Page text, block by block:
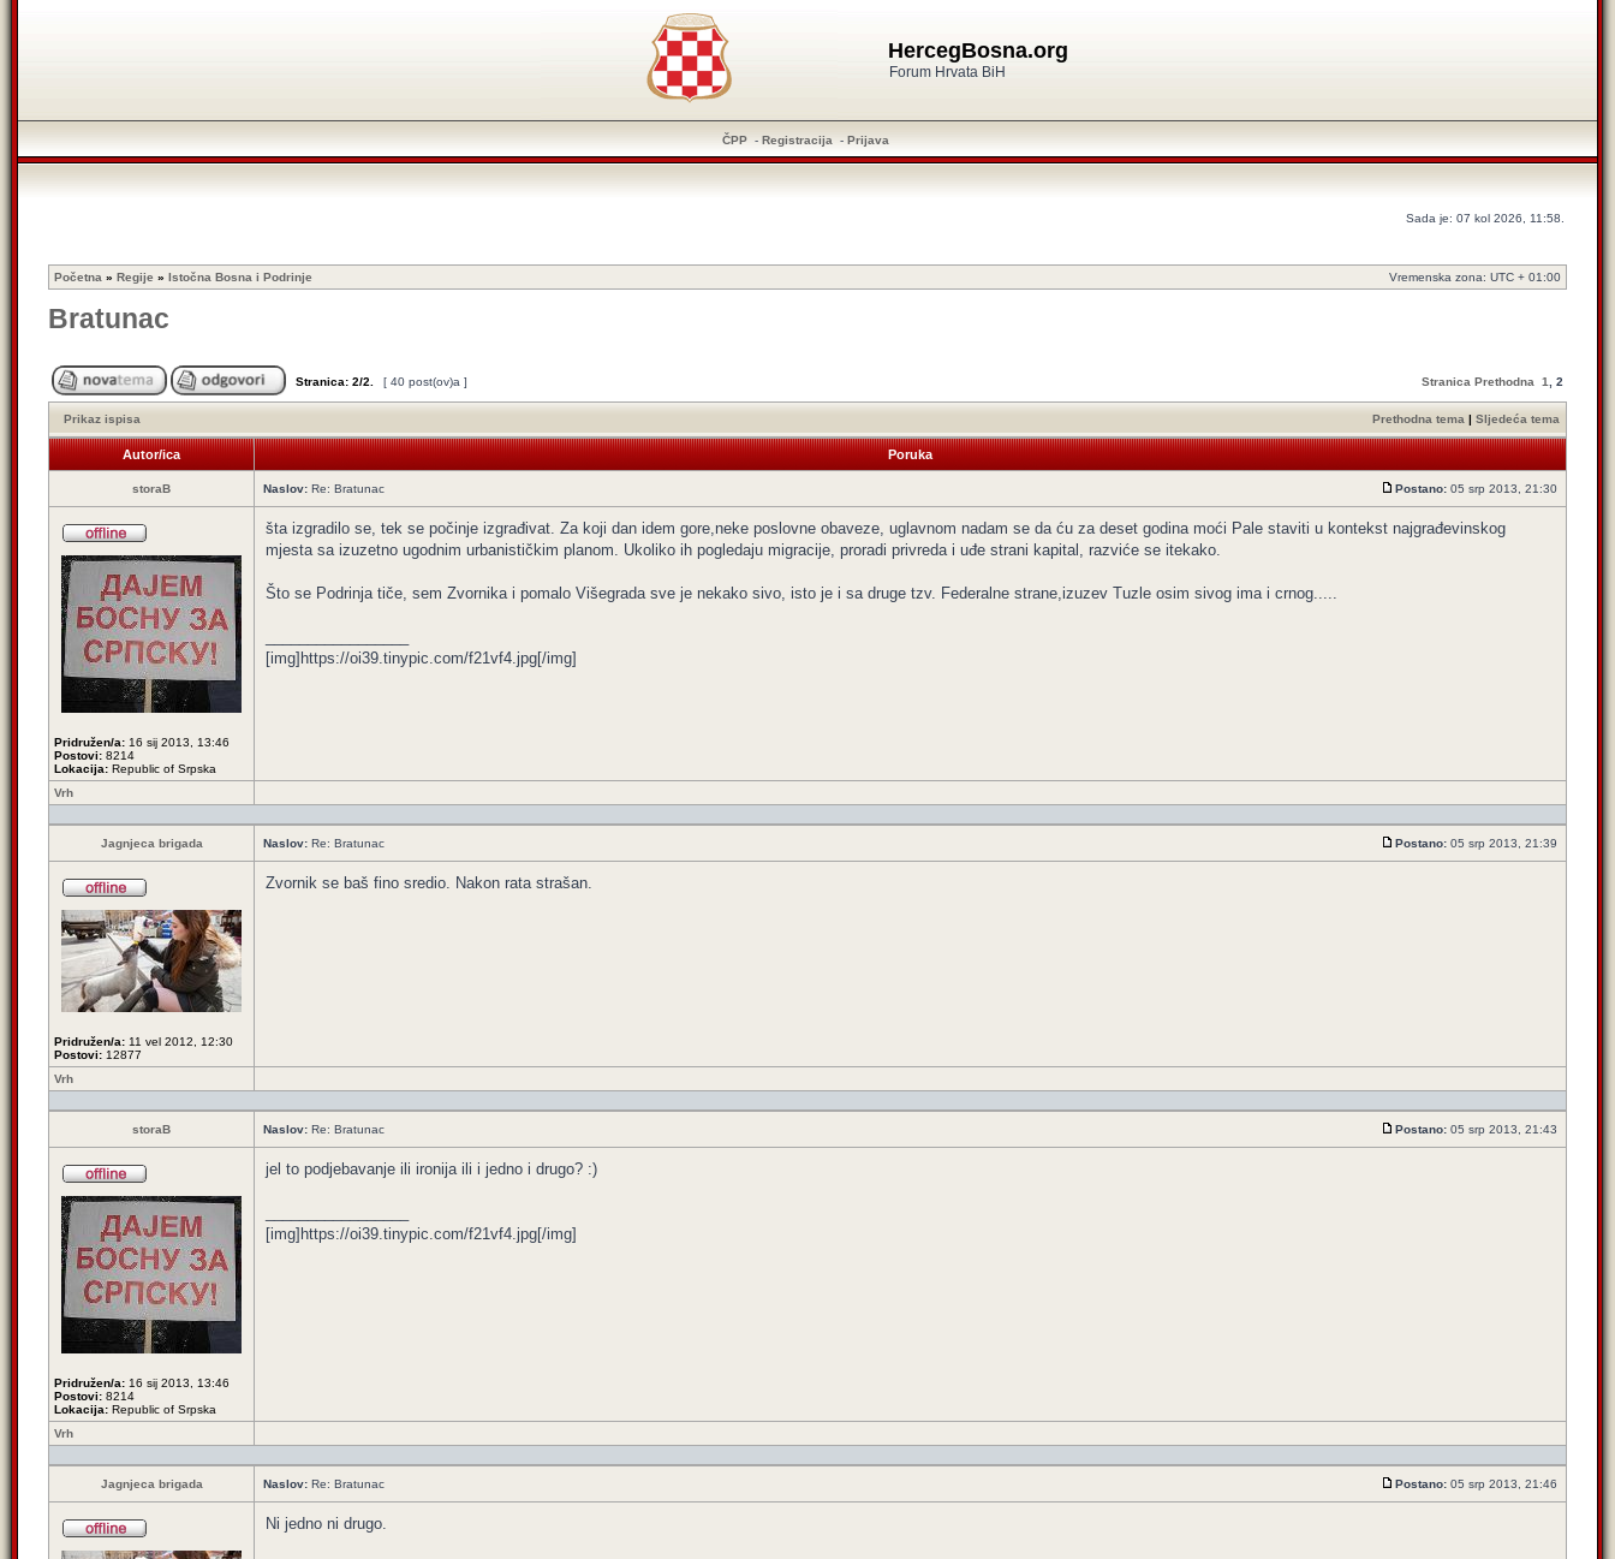
HercegBosna.org
Forum Hrvata BiH
ČPP - Registracija - Prijava
Sada je: 07 kol 2026, 11:58.
Početna » Regije » Istočna Bosna i Podrinje Vremenska zona: UTC + 01:00
Bratunac
Stranica: 2/2 [ 40 post(ov)a ] Stranica Prethodna 1 2
Prikaz ispisa Prethodna tema | Sljedeća tema
Autor/ica Poruka
storaB Naslov: Re: Bratunac Postano: 05 srp 2013, 21:30
Pridružen/a: 16 sij 2013, 13:46
Postovi: 8214
Lokacija: Republic of Srpska
šta izgradilo se, tek se počinje izgrađivat. Za koji dan idem gore,neke poslovne obaveze, uglavnom nadam se da ću za deset godina moći Pale staviti u kontekst najgrađevinskog
mjesta sa izuzetno ugodnim urbanističkim planom. Ukoliko ih pogledaju migracije, proradi privreda i uđe strani kapital, razviće se itekako.
Što se Podrinja tiče, sem Zvornika i pomalo Višegrada sve je nekako sivo, isto je i sa druge tzv. Federalne strane,izuzev Tuzle osim sivog ima i crnog.....
[img]https://oi39.tinypic.com/f21vf4.jpg[/img]
Vrh
Jagnjeca brigada Naslov: Re: Bratunac Postano: 05 srp 2013, 21:39
Pridružen/a: 11 vel 2012, 12:30
Postovi: 12877
Zvornik se baš fino sredio. Nakon rata strašan.
Vrh
storaB Naslov: Re: Bratunac Postano: 05 srp 2013, 21:43
Pridružen/a: 16 sij 2013, 13:46
Postovi: 8214
Lokacija: Republic of Srpska
jel to podjebavanje ili ironija ili i jedno i drugo? :)
[img]https://oi39.tinypic.com/f21vf4.jpg[/img]
Vrh
Jagnjeca brigada Naslov: Re: Bratunac Postano: 05 srp 2013, 21:46
Ni jedno ni drugo.